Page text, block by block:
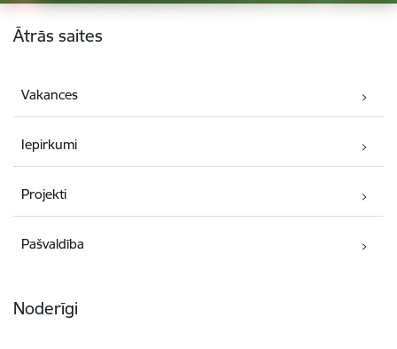
Kājene
Ātrās saites
Vakances
Iepirkumi
Projekti
Pašvaldība
Noderīgi